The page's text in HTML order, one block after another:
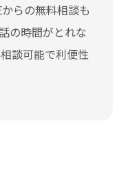
らの無料相談も
の時間がとれな
談可能で利便性